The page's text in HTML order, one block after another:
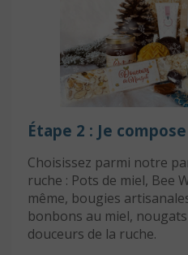
Étape 2 : Je
Choisissez parmi notre
ruche : Pots de miel, Bee
même, bougies
bonbons au miel,
douceurs de la ruche.